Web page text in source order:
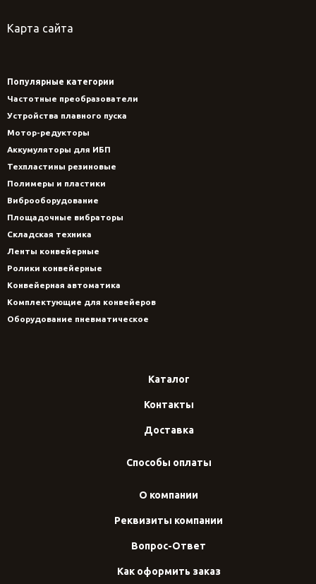
Карта сайта
Популярные категории
Частотные преобразователи
Устройства плавного пуска
Мотор-редукторы
Аккумуляторы для ИБП
Техпластины резиновые
Полимеры и пластики
Виброоборудование
Площадочные вибраторы
Складская техника
Ленты конвейерные
Ролики конвейерные
Конвейерная автоматика
Комплектующие для конвейеров
Оборудование пневматическое
Каталог
Контакты
Доставка
Способы оплаты
О компании
Реквизиты компании
Вопрос-Ответ
Как оформить заказ